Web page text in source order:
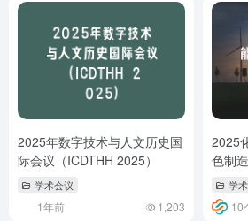
2025年数字技术与人文历史国
际会议（ICDTHH 2025）
学术会议
1年前 1,203
2025
色制
2025
学
10